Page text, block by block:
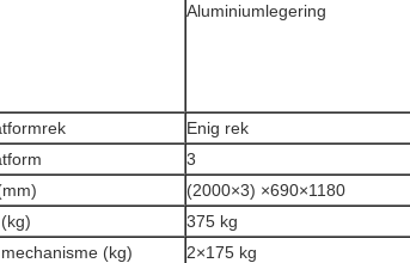
Aluminiumlegering
Enig rek
3
(2000×3) ×690×1180
375 kg
(kg)
2×175 kg